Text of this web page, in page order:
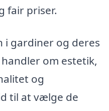
fair priser.
i gardiner og deres
om estetik,
og
til at vælge de